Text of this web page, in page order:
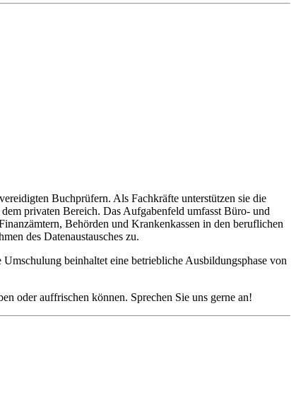
Buchprüfern. Als Fachkräfte unterstützen sie die
privaten Bereich. Das Aufgabenfeld umfasst Büro- und
Behörden und Krankenkassen in den beruflichen
des Datenaustausches zu.
beinhaltet eine betriebliche Ausbildungsphase von
oder auffrischen können. Sprechen Sie uns gerne an!